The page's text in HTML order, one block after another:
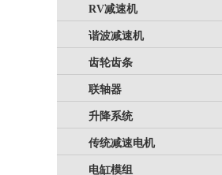
RV减速机
谐波减速机
齿轮齿条
联轴器
升降系统
传统减速电机
电缸模组